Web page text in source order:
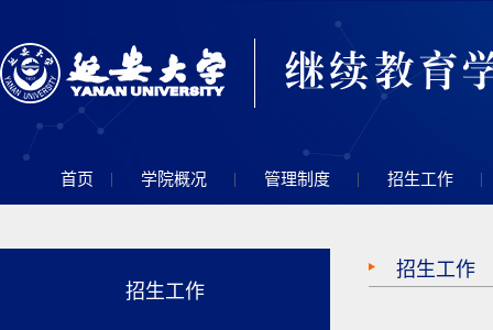
首页 | 学院概况 | 管理制度 | 招生工作 |
招生工作
招生工作